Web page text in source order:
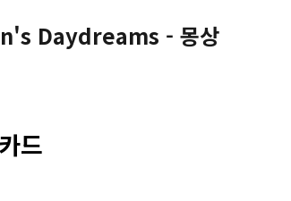
Daydreams - 몽상
드